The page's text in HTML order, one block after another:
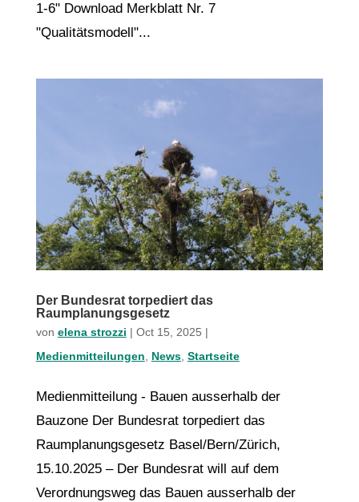
1-6" Download Merkblatt Nr. 7
"Qualitätsmodell"...
Der Bundesrat torpediert das
Raumplanungsgesetz
von elena strozzi | Oct 15, 2025 |
Medienmitteilungen
News, Startseite
Medienmitteilung - Bauen ausserhalb der
Bauzone Der Bundesrat torpediert das
Raumplanungsgesetz Basel/Bern/Zürich,
15.10.2025 – Der Bundesrat will auf dem
Verordnungsweg das Bauen ausserhalb der